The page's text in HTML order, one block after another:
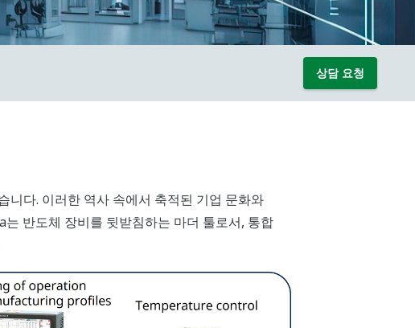
상담 요청
니다. 이러한 역사 속에서 축적된 기업 문화와
반도체 장비를 뒷받침하는 마더 툴로서, 통합